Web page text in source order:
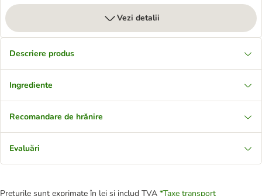
Vezi detalii
Descriere produs
Ingrediente
Recomandare de hrănire
Evaluări
Prețurile sunt exprimate în lei și includ TVA *Taxe transport